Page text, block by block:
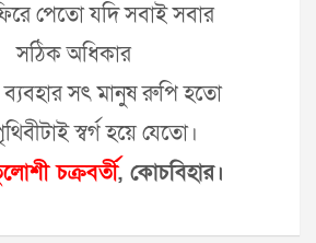
পেতো যদি সবাই সবার
সঠিক অধিকার
সৎ মানুষ রুপি হতো
স্বর্গ হয়ে যেতো।
চক্রবর্তী, কোচবিহার।